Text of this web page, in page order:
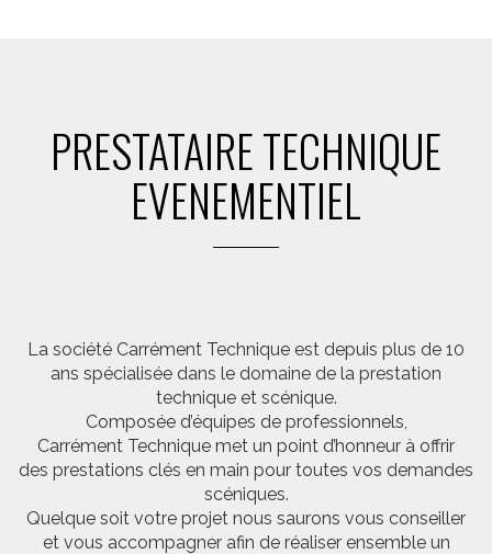
PRESTATAIRE TECHNIQUE
EVENEMENTIEL
La société Carrément Technique est depuis plus de 10
ans spécialisée dans le domaine de la prestation
technique et scénique.
Composée d’équipes de professionnels,
Carrément Technique met un point d’honneur à offrir
des prestations clés en main pour toutes vos demandes
scéniques.
Quelque soit votre projet nous saurons vous conseiller
et vous accompagner afin de réaliser ensemble un